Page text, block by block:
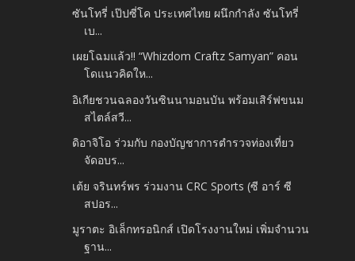
ซันโทรี่ เป๊ปซี่โค ประเทศไทย ผนึกกำลัง ซันโทรี่
เบ...
เผยโฉมแล้ว!! “Whizdom Craftz Samyan” คอน
โดแนวคิดให...
อิเกียชวนฉลองวันซินนามอนบัน พร้อมเสิร์ฟขนม
สไตล์สวี...
ดิอาจิโอ ร่วมกับ กองบัญชาการตำรวจท่องเที่ยว
จัดอบร...
เต้ย จรินทร์พร ร่วมงาน CRC Sports (ซี อาร์ ซี
สปอร...
มูราตะ อิเล็กทรอนิกส์ เปิดโรงงานใหม่ เพิ่มจำนวน
ฐาน...